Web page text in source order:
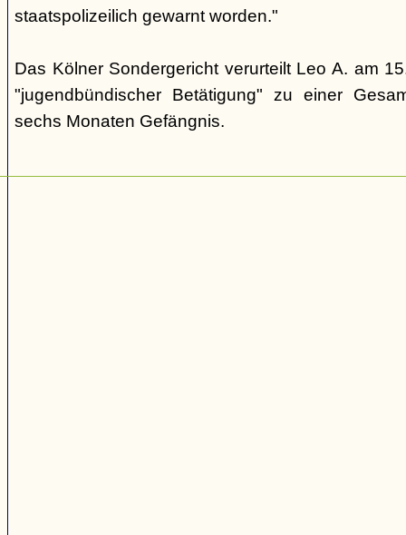
staatspolizeilich gewarnt worden."
Das Kölner Sondergericht verurteilt Leo A. am
"jugendbündischer Betätigung" zu einer
sechs Monaten Gefängnis.